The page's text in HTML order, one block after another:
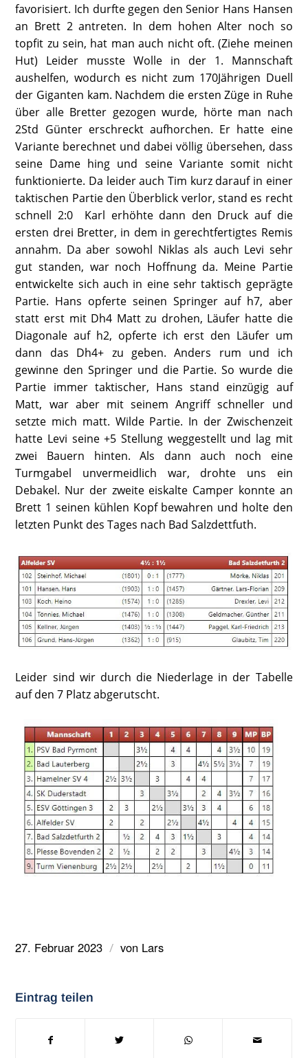
favorisiert. Ich durfte gegen den Senior Hans Hansen
an Brett 2 antreten. In dem hohen Alter noch so
topfit zu sein, hat man auch nicht oft. (Ziehe meinen
Hut) Leider musste Wolle in der 1. Mannschaft
aushelfen, wodurch es nicht zum 170Jährigen Duell
der Giganten kam. Nachdem die ersten Züge in Ruhe
über alle Bretter gezogen wurde, hörte man nach
2Std Günter erschreckt aufhorchen. Er hatte eine
Variante berechnet und dabei völlig übersehen, dass
seine Dame hing und seine Variante somit nicht
funktionierte. Da leider auch Tim kurz darauf in einer
taktischen Partie den Überblick verlor, stand es recht
schnell 2:0 Karl erhöhte dann den Druck auf die
ersten drei Bretter, in dem in gerechtfertigtes Remis
annahm. Da aber sowohl Niklas als auch Levi sehr
gut standen, war noch Hoffnung da. Meine Partie
entwickelte sich auch in eine sehr taktisch geprägte
Partie. Hans opferte seinen Springer auf h7, aber
statt erst mit Dh4 Matt zu drohen, Läufer hatte die
Diagonale auf h2, opferte ich erst den Läufer um
dann das Dh4+ zu geben. Anders rum und ich
gewinne den Springer und die Partie. So wurde die
Partie immer taktischer, Hans stand einzügig auf
Matt, war aber mit seinem Angriff schneller und
setzte mich matt. Wilde Partie. In der Zwischenzeit
hatte Levi seine +5 Stellung weggestellt und lag mit
zwei Bauern hinten. Als dann auch noch eine
Turmgabel unvermeidlich war, drohte uns ein
Debakel. Nur der zweite eiskalte Camper konnte an
Brett 1 seinen kühlen Kopf bewahren und holte den
letzten Punkt des Tages nach Bad Salzdettfuth.
Leider sind wir durch die Niederlage in der Tabelle
auf den 7 Platz abgerutscht.
27. Februar 2023 / von Lars
Eintrag teilen